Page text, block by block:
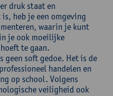
druk staat en
heb je een omgeving
waarin je kunt
je ook moeilijke
te gaan.
geen soft gedoe. Het is de
handelen en
op school. Volgens
veiligheid ook